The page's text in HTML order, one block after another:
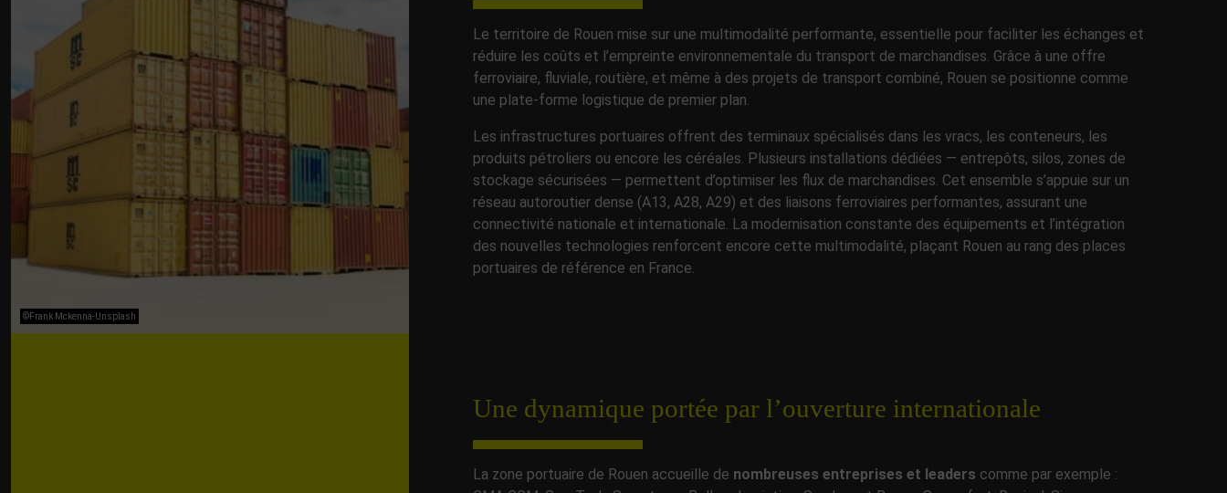
©Frank Mckenna-Unsplash
Le territoire de Rouen mise sur une multimodalité performante, essentielle pour faciliter les échanges et
réduire les coûts et l’empreinte environnementale du transport de marchandises. Grâce à une offre
ferroviaire, fluviale, routière, et même à des projets de transport combiné, Rouen se positionne comme
une plate-forme logistique de premier plan.
Les infrastructures portuaires offrent des terminaux spécialisés dans les vracs, les conteneurs, les
produits pétroliers ou encore les céréales. Plusieurs installations dédiées — entrepôts, silos, zones de
stockage sécurisées — permettent d’optimiser les flux de marchandises. Cet ensemble s’appuie sur un
réseau autoroutier dense (A13, A28, A29) et des liaisons ferroviaires performantes, assurant une
connectivité nationale et internationale. La modernisation constante des équipements et l’intégration
des nouvelles technologies renforcent encore cette multimodalité, plaçant Rouen au rang des places
portuaires de référence en France.
Une dynamique portée par l’ouverture internationale
La zone portuaire de Rouen accueille de nombreuses entreprises et leaders comme par exemple :